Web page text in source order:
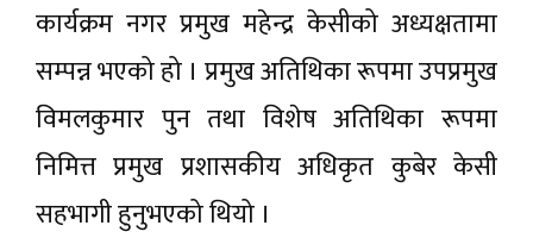
कार्यक्रम नगर प्रमुख महेन्द्र केसीको अध्यक्षतामा
सम्पन्न भएको हो । प्रमुख अतिथिका रूपमा उपप्रमुख
विमलकुमार पुन तथा विशेष अतिथिका रूपमा
निमित्त प्रमुख प्रशासकीय अधिकृत कुबेर केसी
सहभागी हुनुभएको थियो ।